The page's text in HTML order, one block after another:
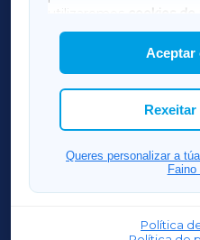
utilizaremos
cookies
mostrar publicidade de
Así mesmo, podes
cookies que desexas
Aceptar
Queres personalizar a
Faino
Política